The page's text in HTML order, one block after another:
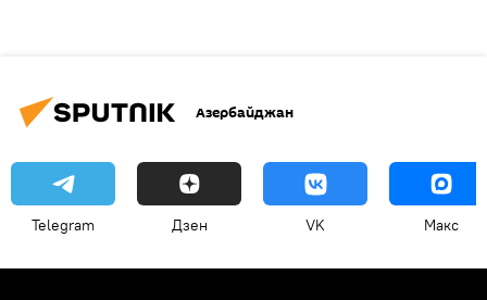
Азербайджан
Telegram Дзен VK Макс